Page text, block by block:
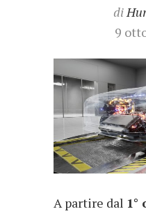
di
9
A partire dal 1°